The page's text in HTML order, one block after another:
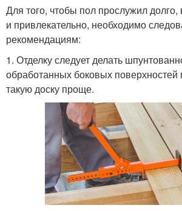
Для того, чтобы пол прослужил долго,
и привлекательно, необходимо
рекомендациям:
1. Отделку следует делать
обработанных боковых поверхностей
такую доску проще.